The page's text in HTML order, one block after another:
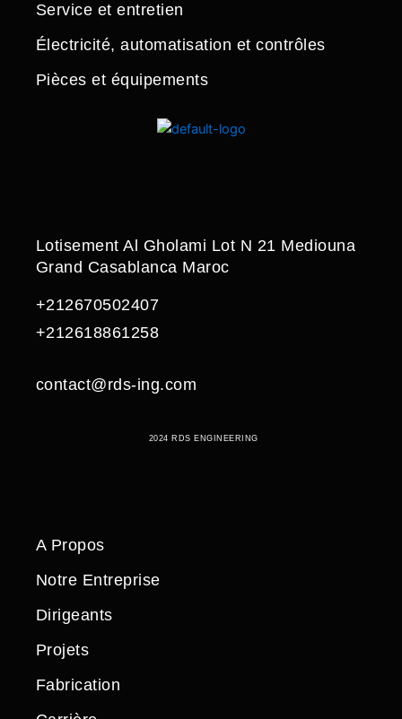
Service et entretien
Électricité, automatisation et contrôles
Pièces et équipements
Lotisement Al Gholami Lot N 21 Mediouna
Grand Casablanca Maroc
+212670502407
+212618861258
contact@rds-ing.com
2024 RDS ENGINEERING
A Propos
Notre Entreprise
Dirigeants
Projets
Fabrication